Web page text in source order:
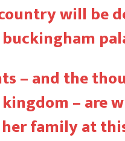
will be
– and the
– are
family at